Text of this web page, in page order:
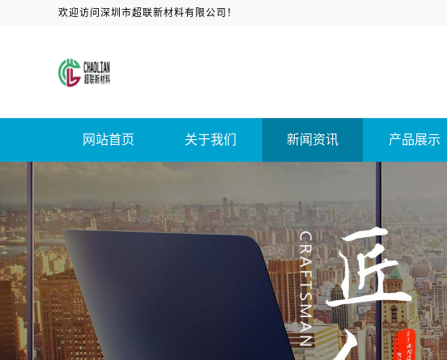
欢迎访问深圳市超联新材料有限公司！
网站首页 关于我们 新闻资讯 产品展示